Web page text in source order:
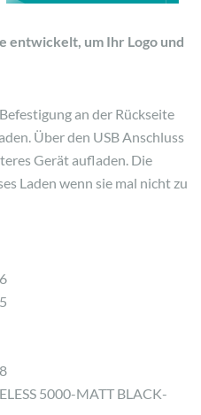
entwickelt, um Ihr Logo und
an der Rückseite
Über den USB Anschluss
Gerät aufladen. Die
Laden wenn sie mal nicht zu